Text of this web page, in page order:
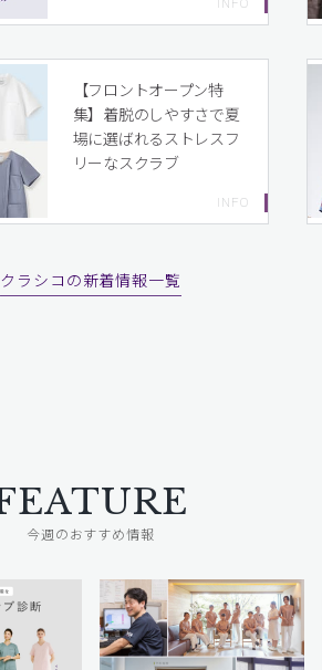
【フロントオープン特
集】着脱のしやすさで夏
場に選ばれるストレスフ
リーなスクラブ
クラシコの新着情報一覧
今週のおすすめ情報